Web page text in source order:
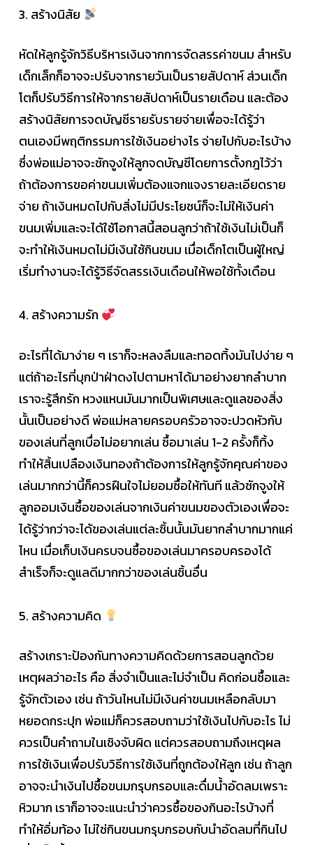
3. สร้างนิสัย
หัดให้ลูกรู้จักวิธีบริหารเงินจากการจัดสรรค่าขนม สำหรับ
เด็กเล็กก็อาจจะปรับจากรายวันเป็นรายสัปดาห์ ส่วนเด็ก
โตก็ปรับวิธีการให้จากรายสัปดาห์เป็นรายเดือน และต้อง
สร้างนิสัยการจดบัญชีรายรับรายจ่ายเพื่อจะได้รู้ว่า
ตนเองมีพฤติกรรมการใช้เงินอย่างไร จ่ายไปกับอะไรบ้าง
ซึ่งพ่อแม่อาจจะชักจูงให้ลูกจดบัญชีโดยการตั้งกฎไว้ว่า
ถ้าต้องการขอค่าขนมเพิ่มต้องแจกแจงรายละเอียดราย
จ่าย ถ้าเงินหมดไปกับสิ่งไม่มีประโยชน์ก็จะไม่ให้เงินค่า
ขนมเพิ่มและจะได้ใช้โอกาสนี้สอนลูกว่าถ้าใช้เงินไม่เป็นก็
จะทำให้เงินหมดไม่มีเงินใช้กินขนม เมื่อเด็กโตเป็นผู้ใหญ่
เริ่มทำงานจะได้รู้วิธีจัดสรรเงินเดือนให้พอใช้ทั้งเดือน
4. สร้างความรัก
อะไรที่ได้มาง่าย ๆ เราก็จะหลงลืมและทอดทิ้งมันไปง่าย ๆ
แต่ถ้าอะไรที่บุกป่าฝ่าดงไปตามหาได้มาอย่างยากลำบาก
เราจะรู้สึกรัก หวงแหนมันมากเป็นพิเศษและดูแลของสิ่ง
นั้นเป็นอย่างดี พ่อแม่หลายครอบครัวอาจจะปวดหัวกับ
ของเล่นที่ลูกเบื่อไม่อยากเล่น ซื้อมาเล่น 1-2 ครั้งก็ทิ้ง
ทำให้สิ้นเปลืองเงินทองถ้าต้องการให้ลูกรู้จักคุณค่าของ
เล่นมากกว่านี้ก็ควรฝืนใจไม่ยอมซื้อให้ทันที แล้วชักจูงให้
ลูกออมเงินซื้อของเล่นจากเงินค่าขนมของตัวเองเพื่อจะ
ได้รู้ว่ากว่าจะได้ของเล่นแต่ละชิ้นนั้นมันยากลำบากมากแค่
ไหน เมื่อเก็บเงินครบจนซื้อของเล่นมาครอบครองได้
สำเร็จก็จะดูแลดีมากกว่าของเล่นชิ้นอื่น
5. สร้างความคิด
สร้างเกราะป้องกันทางความคิดด้วยการสอนลูกด้วย
เหตุผลว่าอะไร คือ สิ่งจำเป็นและไม่จำเป็น คิดก่อนซื้อและ
รู้จักตัวเอง เช่น ถ้าวันไหนไม่มีเงินค่าขนมเหลือกลับมา
หยอดกระปุก พ่อแม่ก็ควรสอบถามว่าใช้เงินไปกับอะไร ไม่
ควรเป็นคำถามในเชิงจับผิด แต่ควรสอบถามถึงเหตุผล
การใช้เงินเพื่อปรับวิธีการใช้เงินที่ถูกต้องให้ลูก เช่น ถ้าลูก
อาจจะนำเงินไปซื้อขนมกรุบกรอบและดื่มน้ำอัดลมเพราะ
หิวมาก เราก็อาจจะแนะนำว่าควรซื้อของกินอะไรบ้างที่
ทำให้อิ่มท้อง ไม่ใช่กินขนมกรุบกรอบกับนำอัดลมที่กินไป